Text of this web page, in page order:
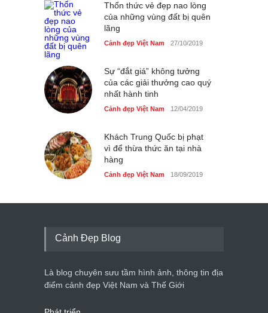
Thổn thức vẻ đẹp nao lòng
của những vùng đất bị quên
lãng
Cảnh đẹp Việt Nam 27/10/2019
Sự “đắt giá” không tưởng
của các giải thưởng cao quý
nhất hành tinh
Cảnh đẹp Việt Nam 12/04/2019
Khách Trung Quốc bị phạt
vì để thừa thức ăn tại nhà
hàng
Cảnh đẹp Việt Nam 18/09/2019
Cảnh Đẹp Blog
Là blog chuyên sưu tầm hình ảnh, thông tin địa
điểm cảnh đẹp Việt Nam và Thế Giới